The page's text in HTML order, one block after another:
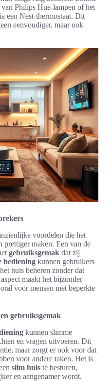
Philips Hue-lampen of het
een Nest-thermostaat. Dit
eenvoudiger, maar ook
voordelen die het
prettiger maken. Een van de
gebruiksgemak dat zij
bediening kunnen gebruikers
huis beheren zonder dat
maakt het bijzonder
voor mensen met beperkte
gebruiksgemak
kunnen slimme
en vragen uitvoeren. Dit
maar zorgt er ook voor dat
voor andere taken. Het is
slim huis te besturen,
en aangenamer wordt.